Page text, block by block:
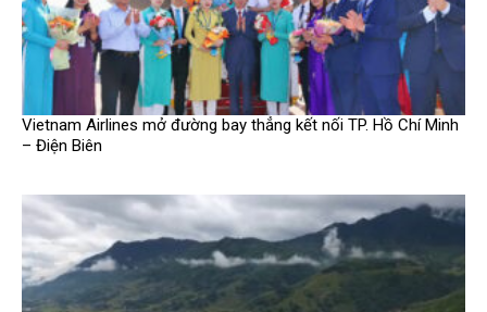
Vietnam Airlines mở đường bay thẳng kết nối TP. Hồ Chí Minh
– Điện Biên